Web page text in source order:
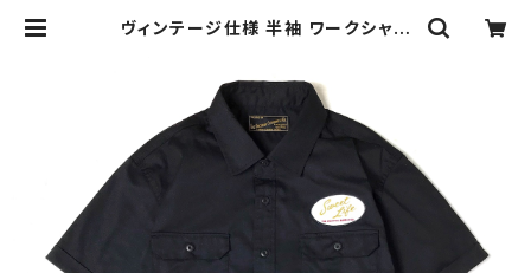
ヴィンテージ仕様 半袖 ワークシャツ
"Sweet Life" BLACK ダックテイ
ル クロージング ダックテール | THE
DUCKTAIL CLOTHING CO. ONL
INE STORE